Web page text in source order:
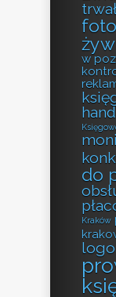
w
do
Kraków